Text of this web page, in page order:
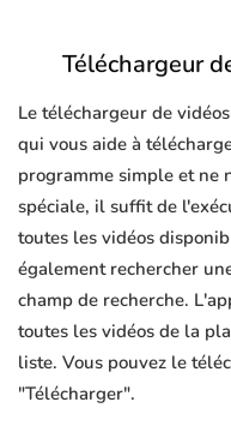
Téléchargeur
Le téléchargeur de
qui vous aide à
programme simple et ne
spéciale, il suffit de
toutes les vidéos
également rechercher
champ de recherche.
toutes les vidéos de la
liste. Vous pouvez le
"Télécharger".